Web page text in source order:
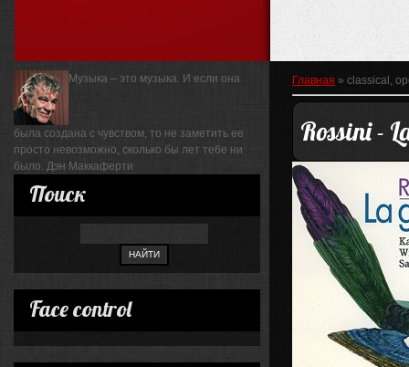
Музыка – это музыка. И если она
была создана с чувством, то не заметить ее
просто невозможно, сколько бы лет тебе ни
было. Дэн Маккаферти
Поиск
Face control
Главная » classical,
Rossini -